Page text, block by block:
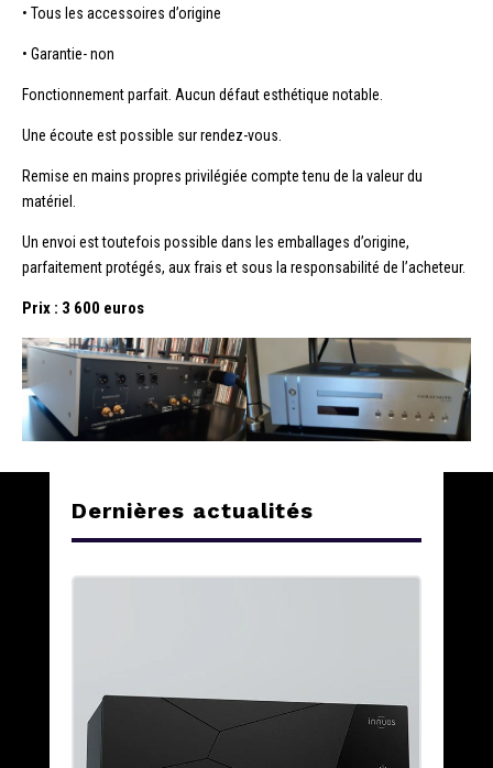
• Tous les accessoires d’origine
• Garantie- non
Fonctionnement parfait. Aucun défaut esthétique notable.
Une écoute est possible sur rendez-vous.
Remise en mains propres privilégiée compte tenu de la valeur du
matériel.
Un envoi est toutefois possible dans les emballages d’origine,
parfaitement protégés, aux frais et sous la responsabilité de l’acheteur.
Prix : 3 600 euros
Dernières actualités